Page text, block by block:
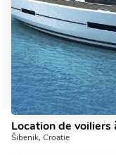
Location de voiliers
Šibenik, Croatie